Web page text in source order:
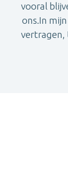
vooral
ons.In
vertragen,